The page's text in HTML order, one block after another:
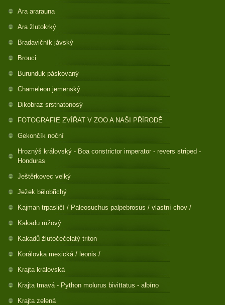
Ara ararauna
Ara žlutokrký
Bradavičník jávský
Brouci
Burunduk páskovaný
Chameleon jemenský
Dikobraz srstnatonosý
FOTOGRAFIE ZVÍŘAT V ZOO A NAŠI PŘÍRODĚ
Gekončík noční
Hroznýš královský - Boa constrictor imperator - revers striped -
Honduras
Ještěrkovec velký
Ježek bělobřichý
Kajman trpasličí / Paleosuchus palpebrosus / vlastní chov /
Kakadu růžový
Kakadů žlutočečelatý triton
Korálovka mexická / leonis /
Krajta královská
Krajta tmavá - Python molurus bivittatus - albíno
Krajta zelená